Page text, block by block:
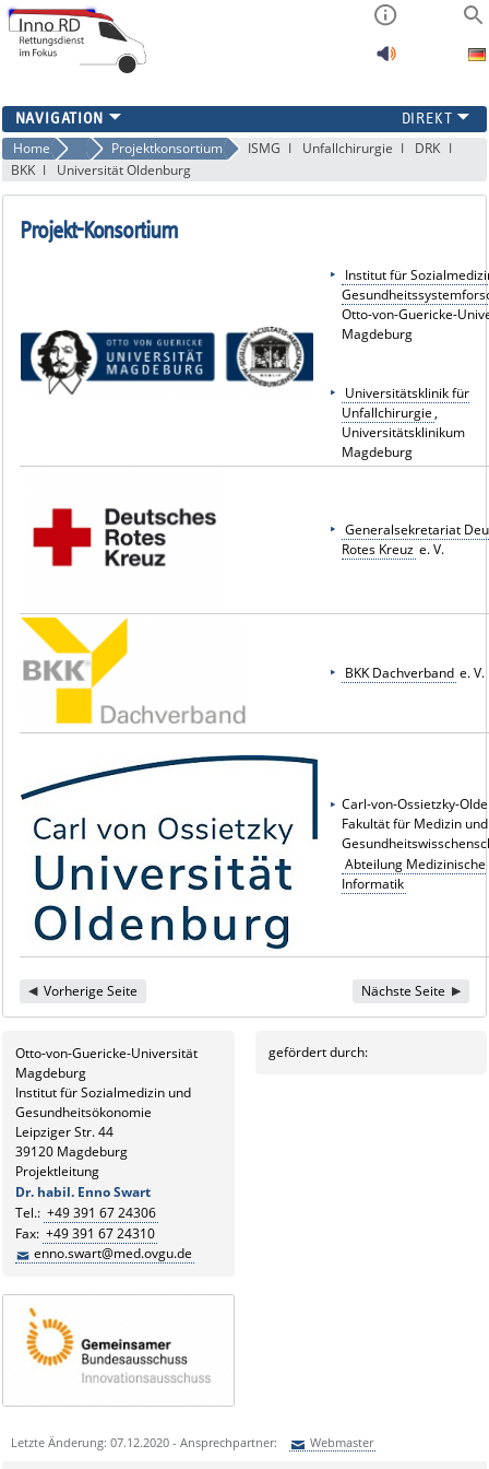
PROJEKTINFORMATION
FAQ
ERGEBNISSE
KONTAKT
Home Projektinformation
Projektkonsortium ISMG Unfallchirurgie
DRK
BKK
Universität Oldenburg
Projekt-Konsortium
Institut für
Otto-von-Guericke-
Magdeburg
Universitätsklinik für
Unfallchirurgie,
Universitätsklinikum
Magdeburg
Generalsekretariat
Rotes Kreuz e. V.
BKK Dachverband e. V.
Carl-von-Ossietzky-
Fakultät für Medizin und
Abteilung Medizinische
Informatik
Vorherige Seite Nächste Seite
Otto-von-Guericke-Universität
Magdeburg
Institut für Sozialmedizin und
Gesundheitsökonomie
Leipziger Str. 44
39120 Magdeburg
Projektleitung
Dr. habil. Enno Swart
Tel.: +49 391 67 24306
Fax: +49 391 67 24310
enno.swart@med.ovgu.de
gefördert durch:
Letzte Änderung: 07.12.2020 - Ansprechpartner: Webmaster